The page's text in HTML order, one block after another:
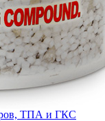
ТПА и ГКС